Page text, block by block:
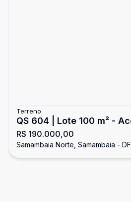
Terreno
QS 604 | Lote 100 m² - Aceita
R$ 190.000,00
Samambaia Norte, Samambaia - DF